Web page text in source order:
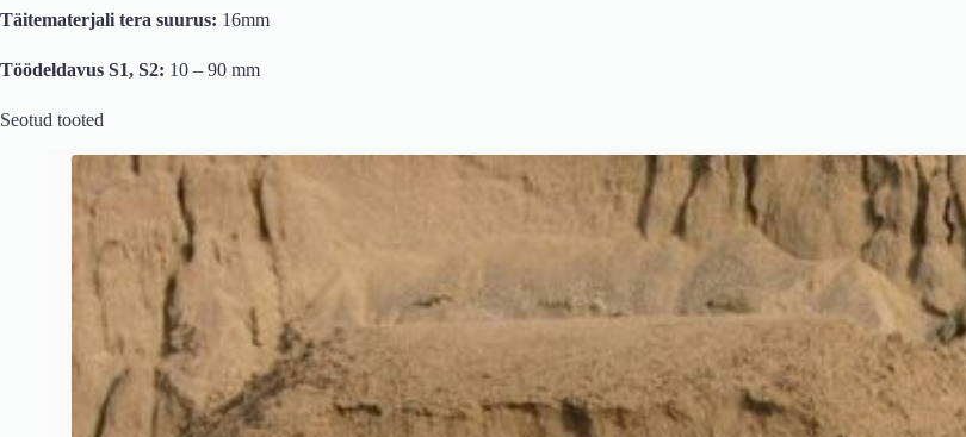
Täitematerjali tera suurus: 16mm
Töödeldavus S1, S2: 10 – 90 mm
Seotud tooted